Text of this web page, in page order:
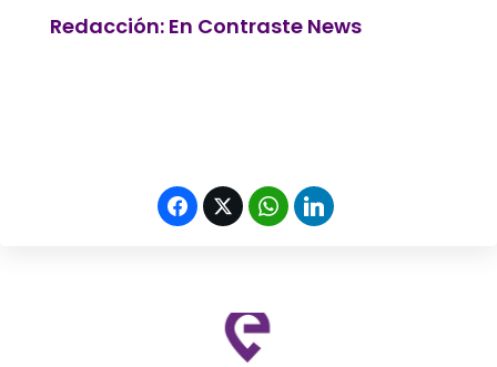
Redacción: En Contraste News